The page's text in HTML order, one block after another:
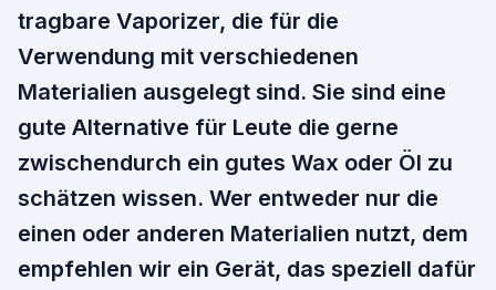
tragbare Vaporizer, die für die
Verwendung mit verschiedenen
Materialien ausgelegt sind. Sie sind eine
gute Alternative für Leute die gerne
zwischendurch ein gutes Wax oder Öl zu
schätzen wissen. Wer entweder nur die
einen oder anderen Materialien nutzt, dem
empfehlen wir ein Gerät, das speziell dafür